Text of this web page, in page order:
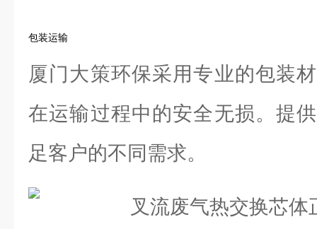
包装运输
厦门大策环保采用专业的包装
在运输过程中的安全无损。提
足客户的不同需求。